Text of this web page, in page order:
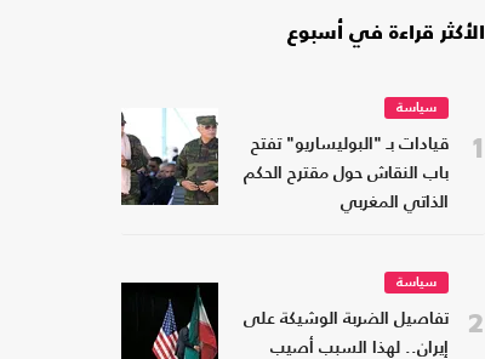
الأكثر قراءة في أسبوع
1
سياسة
قيادات بـ "البوليساريو" تفتح
باب النقاش حول مقترح الحكم
الذاتي المغربي
2
سياسة
تفاصيل الضربة الوشيكة على
إيران.. لهذا السبب أصيب